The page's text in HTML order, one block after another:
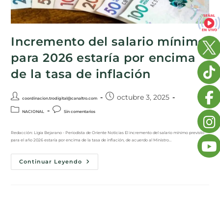
Incremento del salario mínimo
para 2026 estaría por encima
de la tasa de inflación
coordinacion.trodigital@canaltro.com octubre 3, 2025
NACIONAL Sin comentarios
Redacción: Ligia Bejarano - Periodista de Oriente Noticias El incremento del salario mínimo previsto
para el año 2026 estaría por encima de la tasa de inflación, de acuerdo al Ministro…
Continuar Leyendo